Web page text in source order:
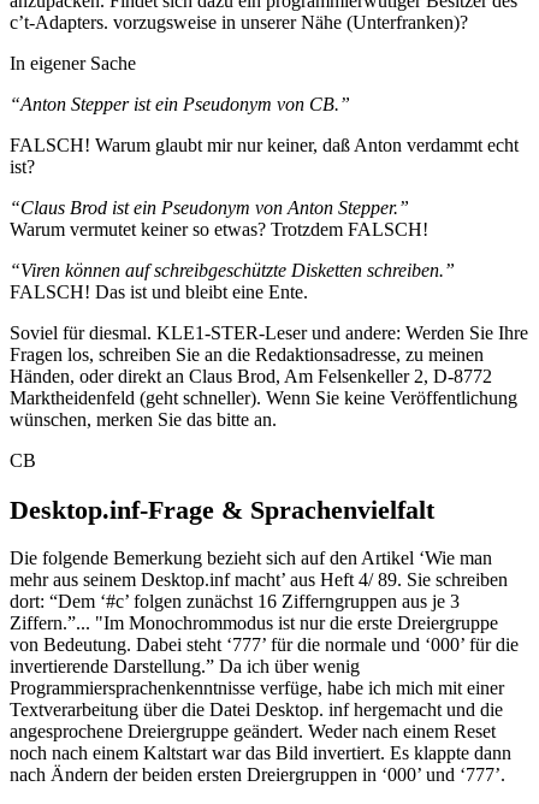
c’t-Adapters. vorzugsweise in unserer Nähe (Unterfranken)?
In eigener Sache
“Anton Stepper ist ein Pseudonym von CB.”
FALSCH! Warum glaubt mir nur keiner, daß Anton verdammt echt
ist?
“Claus Brod ist ein Pseudonym von Anton Stepper.”
Warum vermutet keiner so etwas? Trotzdem FALSCH!
“Viren können auf schreibgeschützte Disketten schreiben.”
FALSCH! Das ist und bleibt eine Ente.
Soviel für diesmal. KLE1-STER-Leser und andere: Werden Sie Ihre
Fragen los, schreiben Sie an die Redaktionsadresse, zu meinen
Händen, oder direkt an Claus Brod, Am Felsenkeller 2, D-8772
Marktheidenfeld (geht schneller). Wenn Sie keine Veröffentlichung
wünschen, merken Sie das bitte an.
CB
Desktop.inf-Frage & Sprachenvielfalt
Die folgende Bemerkung bezieht sich auf den Artikel ‘Wie man
mehr aus seinem Desktop.inf macht’ aus Heft 4/ 89. Sie schreiben
dort: “Dem ‘#c’ folgen zunächst 16 Zifferngruppen aus je 3
Ziffern.”... "Im Monochrommodus ist nur die erste Dreiergruppe
von Bedeutung. Dabei steht ‘777’ für die normale und ‘000’ für die
invertierende Darstellung.” Da ich über wenig
Programmiersprachenkenntnisse verfüge, habe ich mich mit einer
Textverarbeitung über die Datei Desktop. inf hergemacht und die
angesprochene Dreiergruppe geändert. Weder nach einem Reset
noch nach einem Kaltstart war das Bild invertiert. Es klappte dann
nach Ändern der beiden ersten Dreiergruppen in ‘000’ und ‘777’.